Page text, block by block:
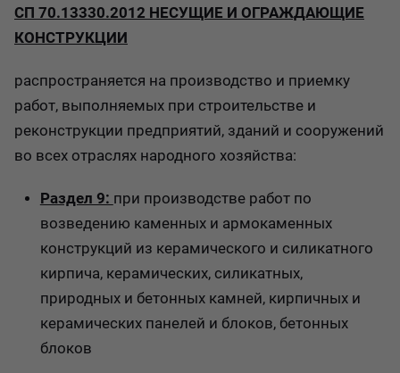
СП 70.13330.2012 НЕСУЩИЕ И ОГРАЖДАЮЩИЕ
КОНСТРУКЦИИ
распространяется на производство и приемку
работ, выполняемых при строительстве и
реконструкции предприятий, зданий и сооружений
во всех отраслях народного хозяйства:
Раздел 9: при производстве работ по
возведению каменных и армокаменных
конструкций из керамического и силикатного
кирпича, керамических, силикатных,
природных и бетонных камней, кирпичных и
керамических панелей и блоков, бетонных
блоков